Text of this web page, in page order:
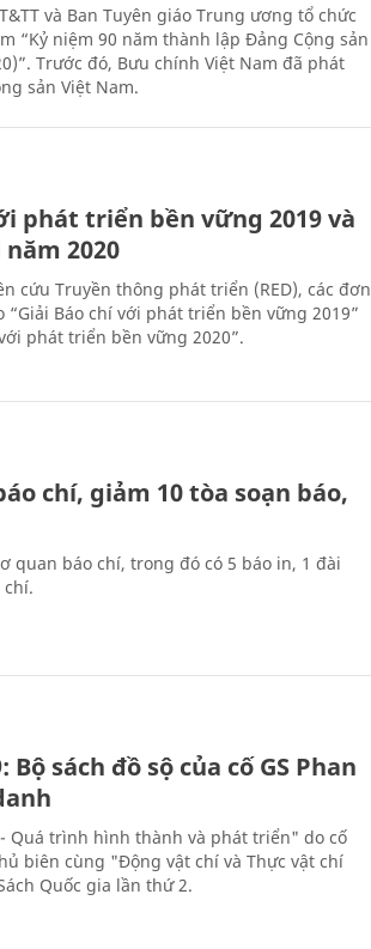
và Ban Tuyên giáo Trung ương tổ chức
“Kỷ niệm 90 năm thành lập Đảng Cộng sản
Trước đó, Bưu chính Việt Nam đã phát
sản Việt Nam.
phát triển bền vững 2019 và
2020
cứu Truyền thông phát triển (RED), các đơn
Báo chí với phát triển bền vững 2019”
phát triển bền vững 2020”.
chí, giảm 10 tòa soạn báo,
quan báo chí, trong đó có 5 báo in, 1 đài
Bộ sách đồ sộ của cố GS Phan
Quá trình hình thành và phát triển" do cố
biên cùng "Động vật chí và Thực vật chí
Quốc gia lần thứ 2.